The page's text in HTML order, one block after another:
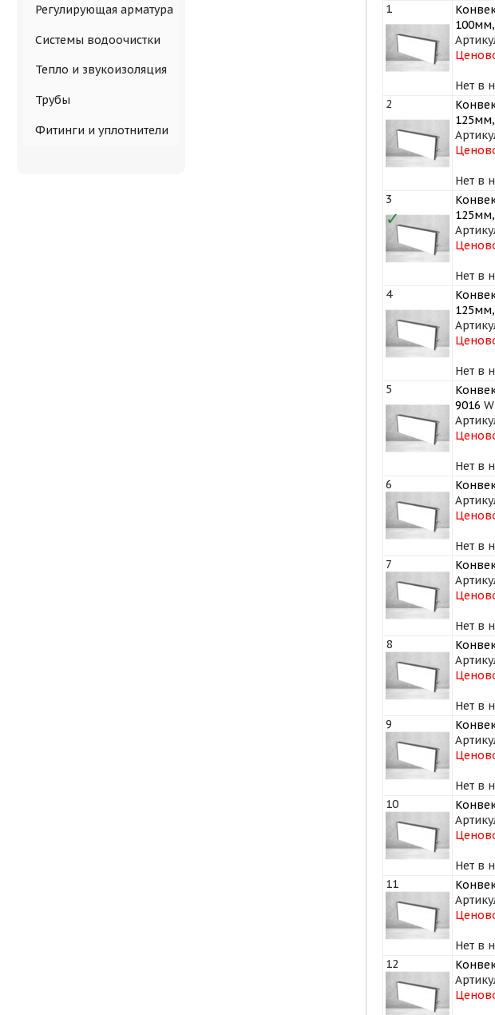
1
Нет в
2
Нет в
3
✓
Нет в
4
Нет в
5
9016
Нет в
6
Нет в
7
Нет в
8
Нет в
9
Нет в
10
Нет в
11
Нет в
12
Регулирующая арматура
Системы водоочистки
Тепло и звукоизоляция
Трубы
Фитинги и уплотнители